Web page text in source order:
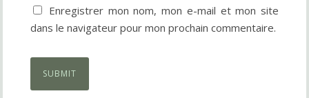
Enregistrer mon nom, mon e-mail et mon site
dans le navigateur pour mon prochain commentaire.